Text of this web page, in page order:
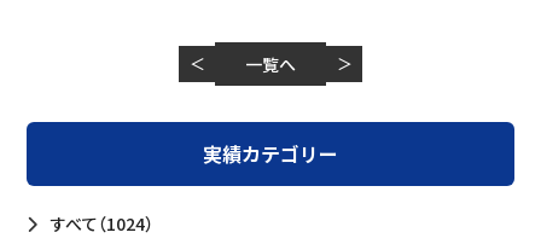
＜ 一覧へ ＞
実績カテゴリー
すべて（1024）